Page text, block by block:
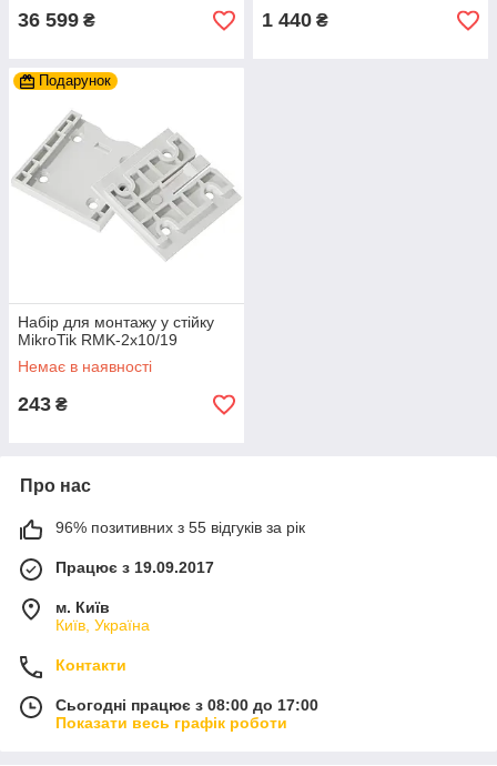
36 599 ₴ 1 440 ₴
Подарунок
Набір для монтажу у стійку
MikroTik RMK-2x10/19
Немає в наявності
243 ₴
Про нас
96% позитивних з 55 відгуків за рік
Працює з 19.09.2017
м. Київ
Київ, Україна
Контакти
Сьогодні працює з 08:00 до 17:00
Показати весь графік роботи